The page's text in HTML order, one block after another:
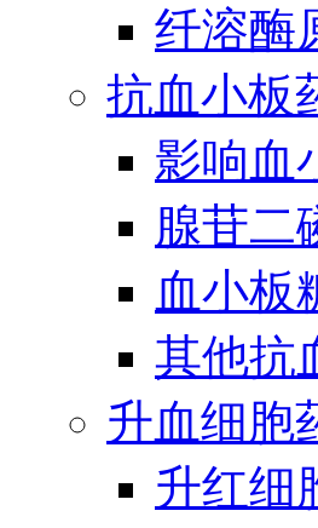
纤溶酶
抗血小板
影响血
腺苷二
血小板
其他抗
升血细胞
升红细